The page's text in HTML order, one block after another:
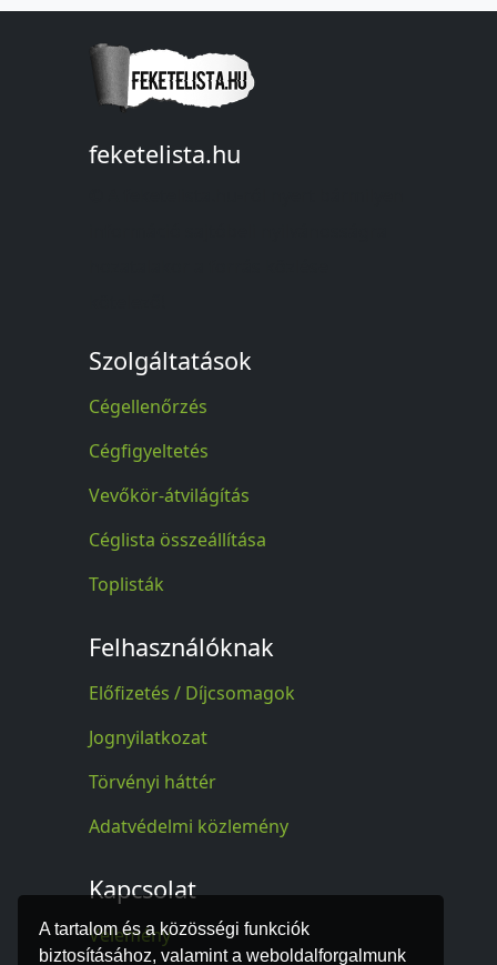
A tartalom és a közösségi funkciók
biztosításához, valamint a weboldalforgalmunk
feketelista.hu
Szolgáltatások
Cégellenőrzés
Cégfigyeltetés
Vevőkör-átvilágítás
Céglista összeállítása
Toplisták
Felhasználóknak
Előfizetés / Díjcsomagok
Jognyilatkozat
Törvényi háttér
Adatvédelmi közlemény
Kapcsolat
Vélemény